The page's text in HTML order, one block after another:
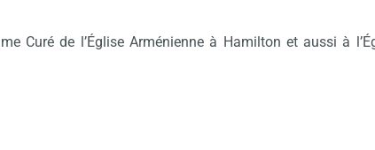
Curé de l’Église Arménienne à Hamilton et aussi à